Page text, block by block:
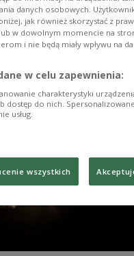
danych osobowych.
jak również skorzystać z
w dowolnym momencie na
i nie będą miały wpływu na
w celu zapewnienia:
charakterystyki
dostęp do nich.
usług.
wszystkich